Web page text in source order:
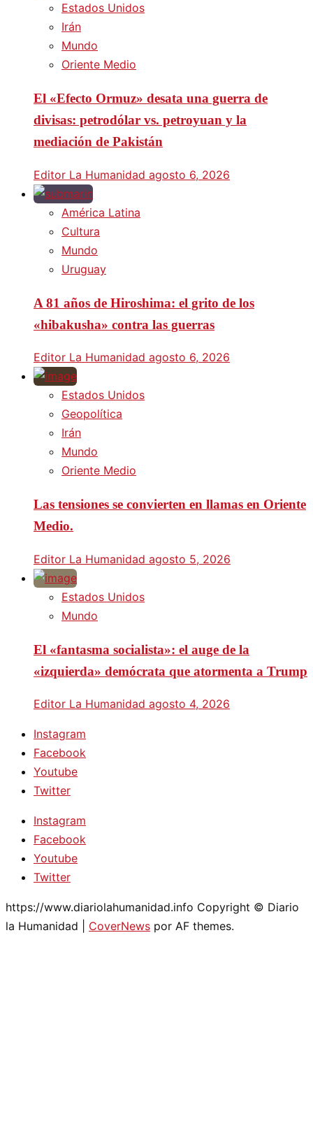
Estados Unidos
Irán
Mundo
Oriente Medio
El «Efecto Ormuz» desata una guerra de
divisas: petrodólar vs. petroyuan y la
mediación de Pakistán
Editor La Humanidad agosto 6, 2026
América Latina
Cultura
Mundo
Uruguay
A 81 años de Hiroshima: el grito de los
«hibakusha» contra las guerras
Editor La Humanidad agosto 6, 2026
Estados Unidos
Geopolítica
Irán
Mundo
Oriente Medio
Las tensiones se convierten en llamas en Oriente
Medio.
Editor La Humanidad agosto 5, 2026
Estados Unidos
Mundo
El «fantasma socialista»: el auge de la
«izquierda» demócrata que atormenta a Trump
Editor La Humanidad agosto 4, 2026
Instagram
Facebook
Youtube
Twitter
Instagram
Facebook
Youtube
Twitter
https://www.diariolahumanidad.info Copyright © Diario
la Humanidad
CoverNews por AF themes.